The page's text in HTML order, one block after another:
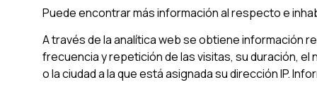
Puede encontrar más información al respecto e
A través de la analítica web se obtiene información
frecuencia y repetición de las visitas, su duración,
o la ciudad a la que está asignada su dirección IP.